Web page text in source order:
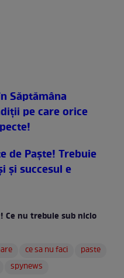
Săptămâna
pe care orice
de Paşte! Trebuie
şi succesul e
Ce nu trebuie sub nicio
ce sa nu faci
paste
spynews